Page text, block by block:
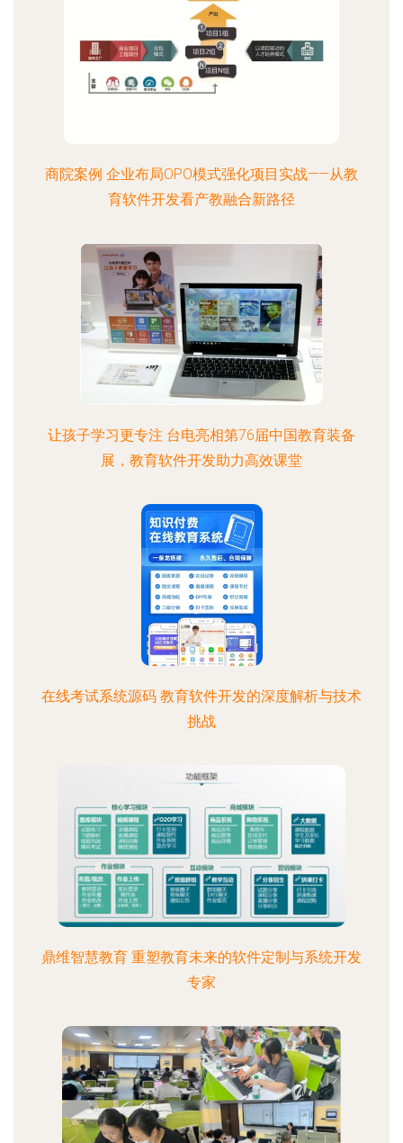
商院案例 企业布局OPO模式强化项目实战——从教
育软件开发看产教融合新路径
让孩子学习更专注 台电亮相第76届中国教育装备
展，教育软件开发助力高效课堂
在线考试系统源码 教育软件开发的深度解析与技术
挑战
鼎维智慧教育 重塑教育未来的软件定制与系统开发
专家